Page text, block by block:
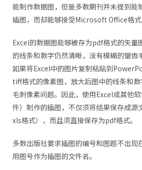
能制作数据图，但是多数期刊并未提到能
插图，而却能够接受Microsoft Office格式
Excel的数据图能够被存为pdf格式的矢量
的线条和数字仍然清晰，没有模糊的锯齿
如果将Excel中的图片复制粘贴到
tiff格式的像素图，放大后图中的线条和
毛刺像素问题。因此，使用Excel或其他
件）制作的插图，不仅须将结果保存成源
xls格式），而且须直接保存为pdf格式。
多数出版社要求插图的编号和图题不出现
用图号作为插图的文件名。